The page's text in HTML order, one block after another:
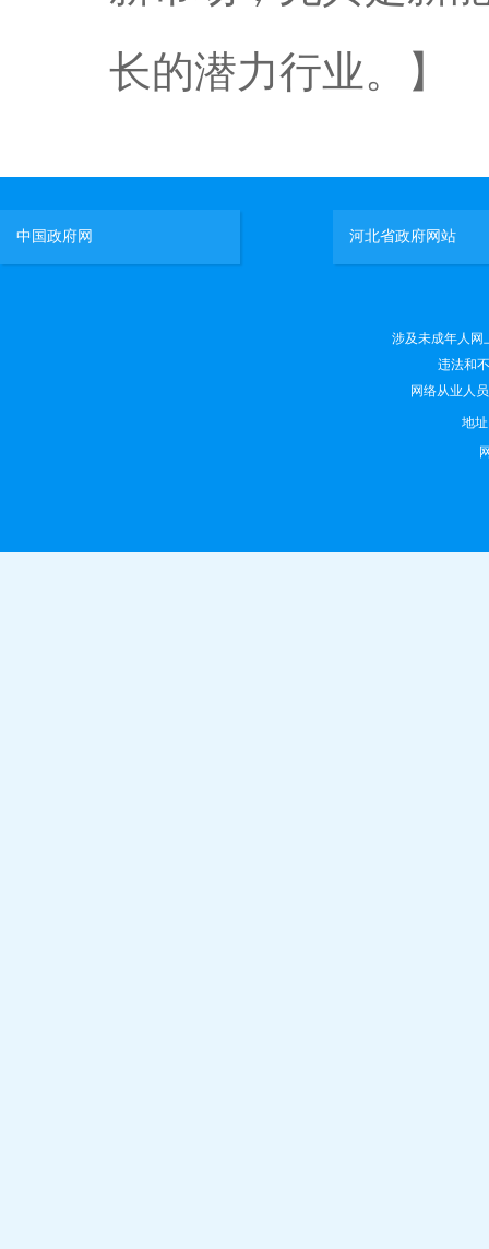
长的潜力行业。】
中国政府网 河北省政府网站
涉及未成年人网
违法和
网络从业人
地